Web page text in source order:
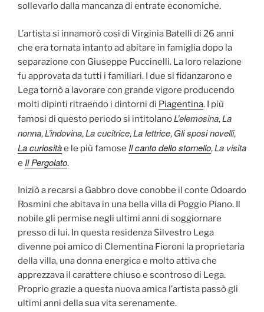
sollevarlo dalla mancanza di entrate economiche.
L’artista si innamorò così di Virginia Batelli di 26 anni
che era tornata intanto ad abitare in famiglia dopo la
separazione con Giuseppe Puccinelli. La loro relazione
fu approvata da tutti i familiari. I due si fidanzarono e
Lega tornò a lavorare con grande vigore producendo
molti dipinti ritraendo i dintorni di Piagentina. I più
famosi di questo periodo si intitolanoL’elemosina,La
nonna,L’indovina,La cucitrice,La lettrice, Gli sposi novelli,
La curiositàe le più famose Il canto dello stornello,La visita
e Il Pergolato.
Iniziò a recarsi a Gabbro dove conobbe il conte Odoardo
Rosmini che abitava in una bella villa di Poggio Piano. Il
nobile gli permise negli ultimi anni di soggiornare
presso di lui. In questa residenza Silvestro Lega
divenne poi amico di Clementina Fioroni la proprietaria
della villa, una donna energica e molto attiva che
apprezzava il carattere chiuso e scontroso di Lega.
Proprio grazie a questa nuova amica l’artista passò gli
ultimi anni della sua vita serenamente.